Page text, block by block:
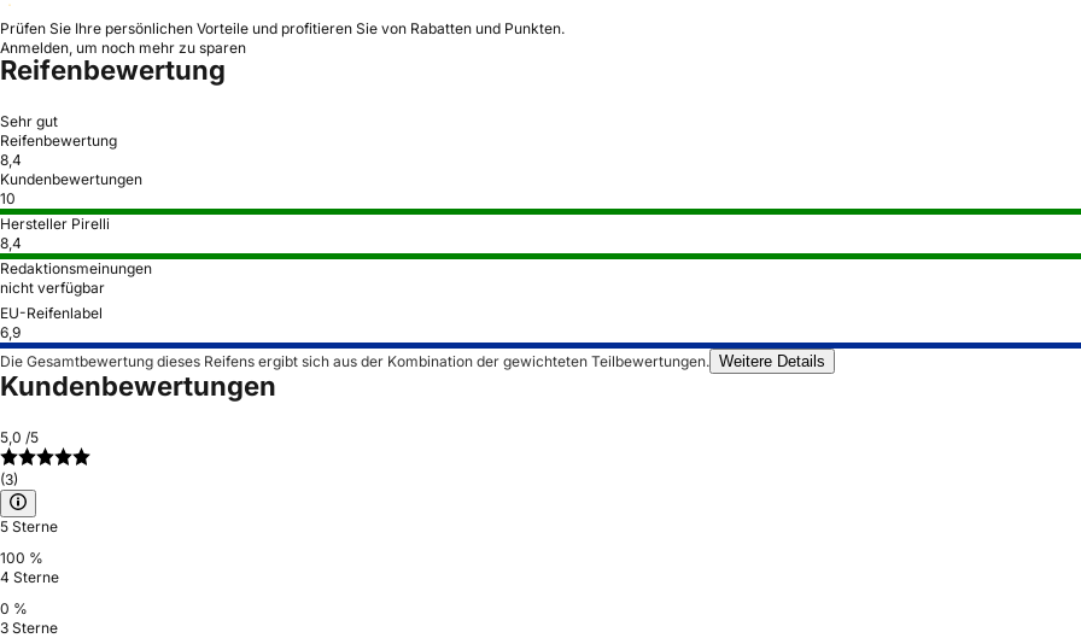
Prüfen Sie Ihre persönlichen Vorteile und profitieren Sie von Rabatten und Punkten.
Anmelden, um noch mehr zu sparen
Reifenbewertung
Sehr gut
Reifenbewertung
8,4
Kundenbewertungen
10
Hersteller Pirelli
8,4
Redaktionsmeinungen
nicht verfügbar
EU-Reifenlabel
6,9
Die Gesamtbewertung dieses Reifens ergibt sich aus der Kombination der gewichteten Teilbewertungen. Weitere Details
Kundenbewertungen
5,0 /5
(3)
5 Sterne
100 %
4 Sterne
0 %
3 Sterne